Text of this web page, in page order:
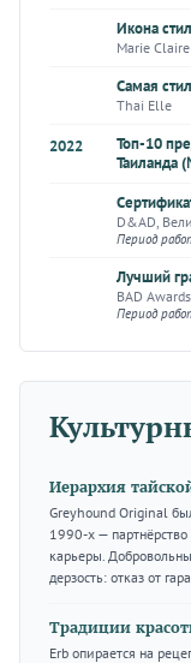
Икона
Marie
Самая
Thai Elle
2022
Топ-10
Таиланда
D&AD,
Период
Лучший
BAD
Период
Иерархия
Greyhound Original
1990-х —
карьеры.
дерзость: отказ от
Традиции
Erb опирается на